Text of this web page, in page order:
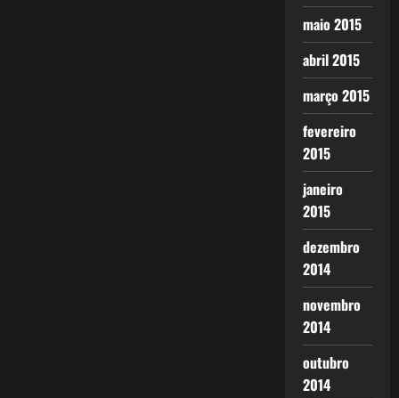
maio 2015
abril 2015
março 2015
fevereiro
2015
janeiro
2015
dezembro
2014
novembro
2014
outubro
2014